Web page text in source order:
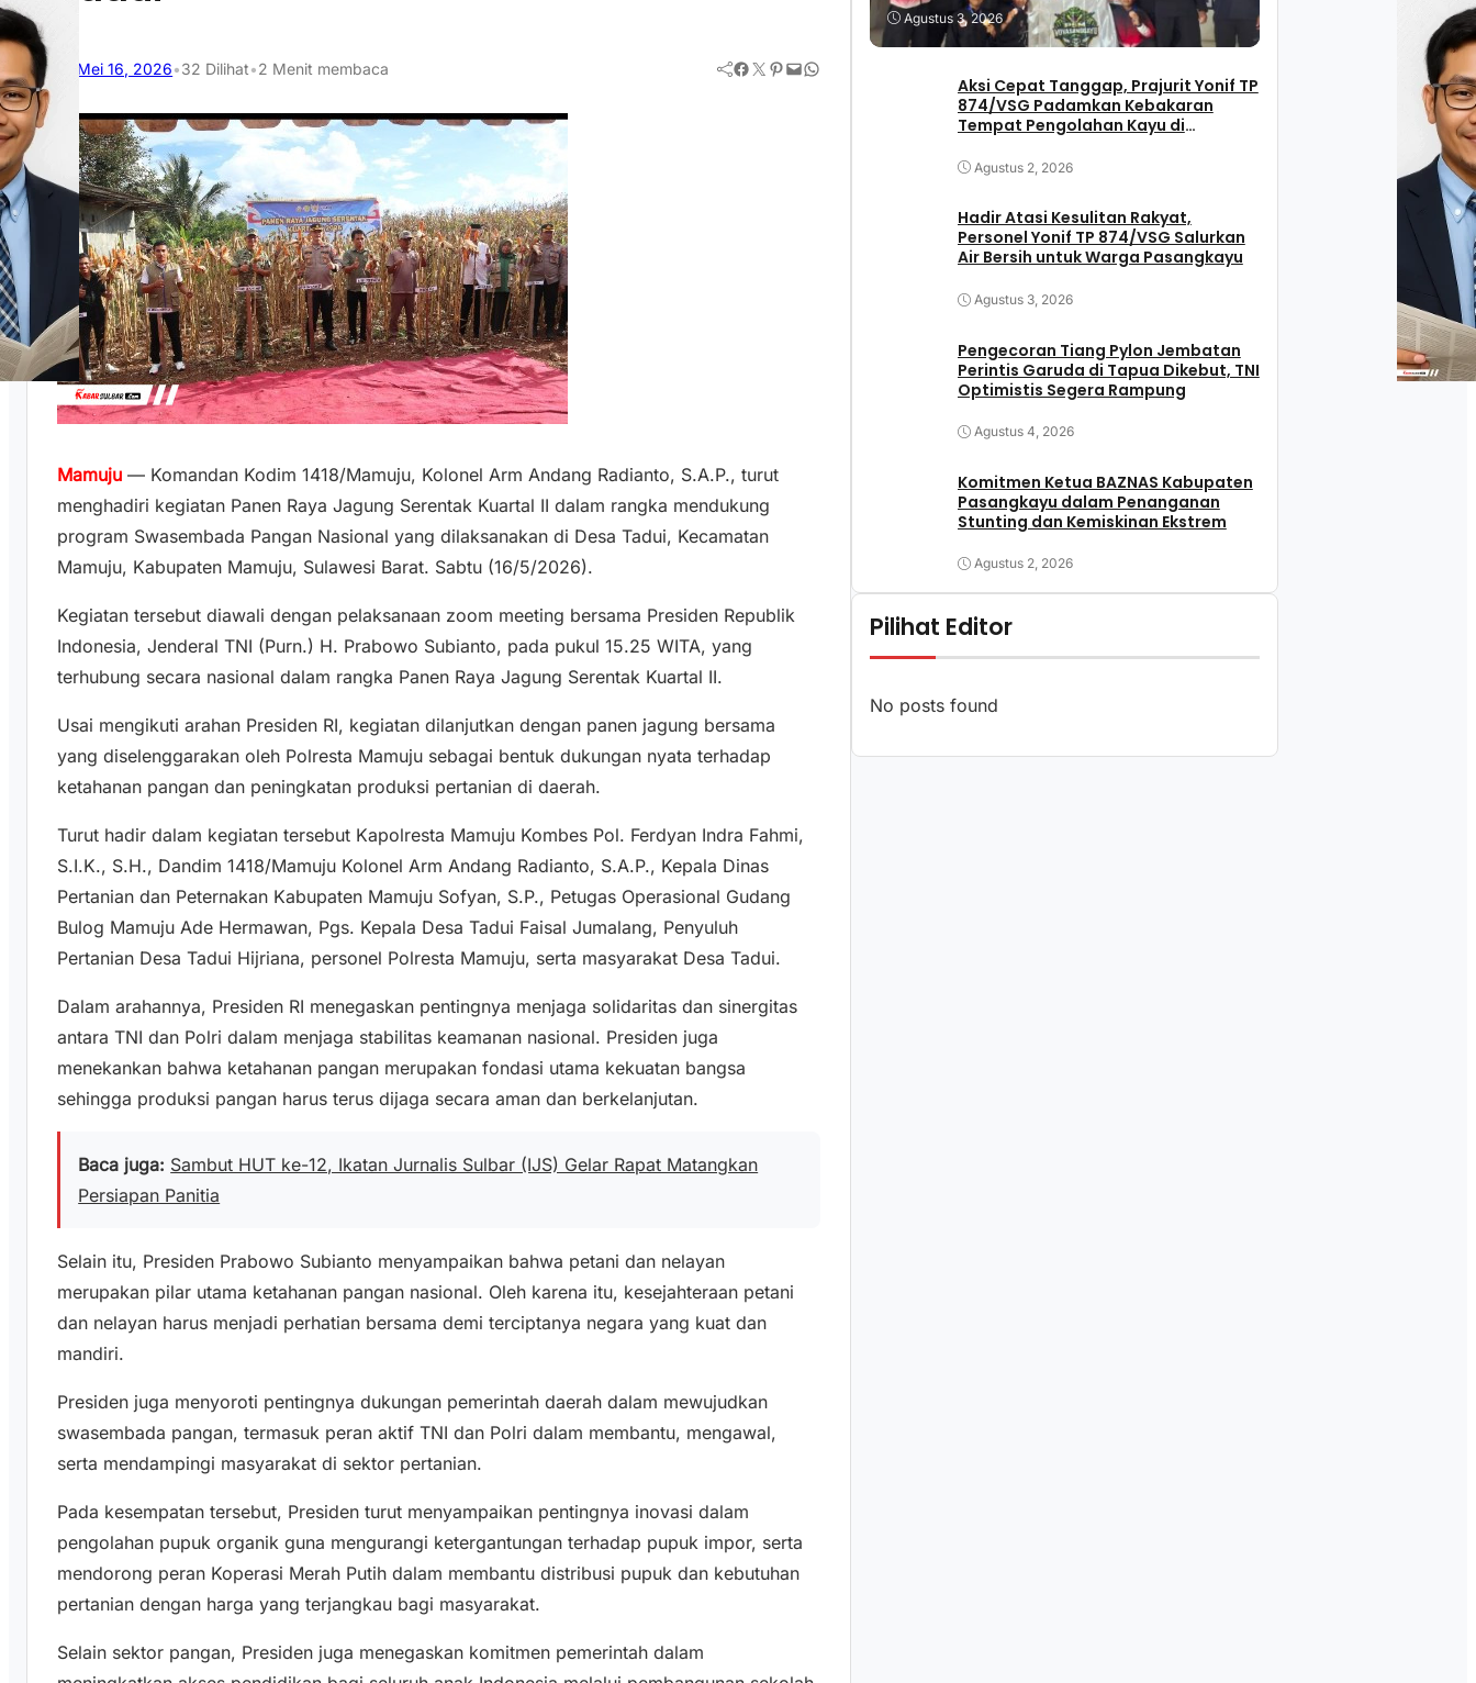
Mei 16, 2026•32 Dilihat•2 Menit membaca Facebook Twitter Pinterest Mail WhatsApp
Mamuju — Komandan Kodim 1418/Mamuju, Kolonel Arm Andang Radianto, S.A.P., turut
menghadiri kegiatan Panen Raya Jagung Serentak Kuartal II dalam rangka mendukung
program Swasembada Pangan Nasional yang dilaksanakan di Desa Tadui, Kecamatan
Mamuju, Kabupaten Mamuju, Sulawesi Barat. Sabtu (16/5/2026).
Kegiatan tersebut diawali dengan pelaksanaan zoom meeting bersama Presiden Republik
Indonesia, Jenderal TNI (Purn.) H. Prabowo Subianto, pada pukul 15.25 WITA, yang
terhubung secara nasional dalam rangka Panen Raya Jagung Serentak Kuartal II.
Usai mengikuti arahan Presiden RI, kegiatan dilanjutkan dengan panen jagung bersama
yang diselenggarakan oleh Polresta Mamuju sebagai bentuk dukungan nyata terhadap
ketahanan pangan dan peningkatan produksi pertanian di daerah.
Turut hadir dalam kegiatan tersebut Kapolresta Mamuju Kombes Pol. Ferdyan Indra Fahmi,
S.I.K., S.H., Dandim 1418/Mamuju Kolonel Arm Andang Radianto, S.A.P., Kepala Dinas
Pertanian dan Peternakan Kabupaten Mamuju Sofyan, S.P., Petugas Operasional Gudang
Bulog Mamuju Ade Hermawan, Pgs. Kepala Desa Tadui Faisal Jumalang, Penyuluh
Pertanian Desa Tadui Hijriana, personel Polresta Mamuju, serta masyarakat Desa Tadui.
Dalam arahannya, Presiden RI menegaskan pentingnya menjaga solidaritas dan sinergitas
antara TNI dan Polri dalam menjaga stabilitas keamanan nasional. Presiden juga
menekankan bahwa ketahanan pangan merupakan fondasi utama kekuatan bangsa
sehingga produksi pangan harus terus dijaga secara aman dan berkelanjutan.
Baca juga: Sambut HUT ke-12, Ikatan Jurnalis Sulbar (IJS) Gelar Rapat Matangkan
Persiapan Panitia
Selain itu, Presiden Prabowo Subianto menyampaikan bahwa petani dan nelayan
merupakan pilar utama ketahanan pangan nasional. Oleh karena itu, kesejahteraan petani
dan nelayan harus menjadi perhatian bersama demi terciptanya negara yang kuat dan
mandiri.
Presiden juga menyoroti pentingnya dukungan pemerintah daerah dalam mewujudkan
swasembada pangan, termasuk peran aktif TNI dan Polri dalam membantu, mengawal,
serta mendampingi masyarakat di sektor pertanian.
Pada kesempatan tersebut, Presiden turut menyampaikan pentingnya inovasi dalam
pengolahan pupuk organik guna mengurangi ketergantungan terhadap pupuk impor, serta
mendorong peran Koperasi Merah Putih dalam membantu distribusi pupuk dan kebutuhan
pertanian dengan harga yang terjangkau bagi masyarakat.
Selain sektor pangan, Presiden juga menegaskan komitmen pemerintah dalam
Agustus 3, 2026
Aksi Cepat Tanggap, Prajurit Yonif TP
874/VSG Padamkan Kebakaran
Tempat Pengolahan Kayu di
Agustus 2, 2026
Hadir Atasi Kesulitan Rakyat,
Personel Yonif TP 874/VSG Salurkan
Air Bersih untuk Warga Pasangkayu
Agustus 3, 2026
Pengecoran Tiang Pylon Jembatan
Perintis Garuda di Tapua Dikebut, TNI
Optimistis Segera Rampung
Agustus 4, 2026
Komitmen Ketua BAZNAS Kabupaten
Pasangkayu dalam Penanganan
Stunting dan Kemiskinan Ekstrem
Agustus 2, 2026
Pilihat Editor
No posts found